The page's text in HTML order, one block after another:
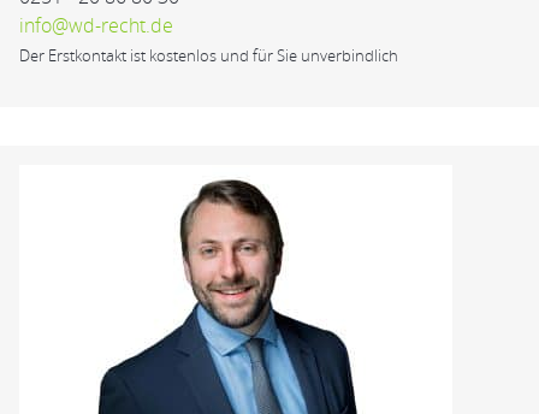
info@wd-recht.de
Der Erstkontakt ist kostenlos und für Sie unverbindlich